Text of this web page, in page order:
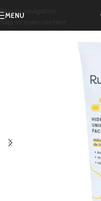
Skip to navigation
Skip to main content
MENU